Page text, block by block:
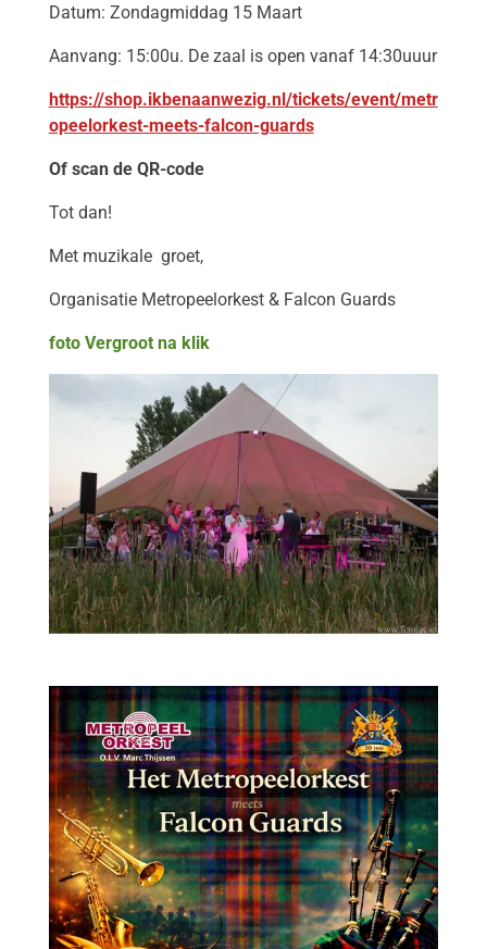
Datum: Zondagmiddag 15 Maart
Aanvang: 15:00u. De zaal is open vanaf 14:30uuur
https://shop.ikbenaanwezig.nl/tickets/event/metr
opeelorkest-meets-falcon-guards
Of scan de QR-code
Tot dan!
Met muzikale groet,
Organisatie Metropeelorkest & Falcon Guards
foto Vergroot na klik